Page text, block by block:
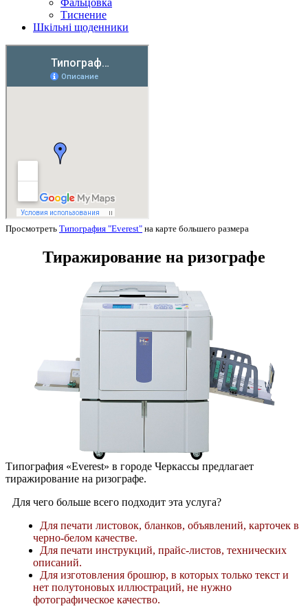
Фальцовка
Тиснение
Шкільні щоденники
Просмотреть Типография "Everest" на карте большего размера
Тиражирование на ризографе
Типография «Everest» в городе Черкассы предлагает
тиражирование на ризографе.
Для чего больше всего подходит эта услуга?
Для печати листовок, бланков, объявлений, карточек в
черно-белом качестве.
Для печати инструкций, прайс-листов, технических
описаний.
Для изготовления брошюр, в которых только текст и
нет полутоновых иллюстраций, не нужно
фотографическое качество.